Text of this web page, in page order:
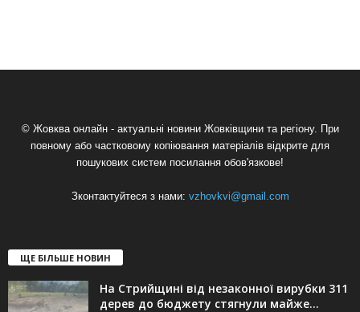
© Жовква онлайн - актуальні новини Жовківщини та регіону. При
повному або частковому копіювання матеріалів відкрите для
пошукових систем посилання обов'язкове!
Зконтактуйтеся з нами: vzhovkvi@gmail.com
ЩЕ БІЛЬШЕ НОВИН
На Стрийщині від незаконної вирубки 311
дерев до бюджету стягнули майже...